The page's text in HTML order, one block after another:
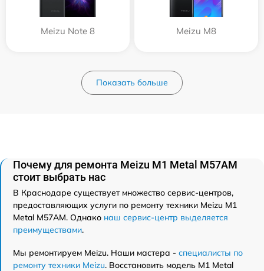
Meizu Note 8 Meizu M8
Показать больше
Почему для ремонта Meizu M1 Metal M57AM
стоит выбрать нас
В Краснодаре существует множество сервис-центров,
предоставляющих услуги по ремонту техники Meizu M1
Metal M57AM. Однако наш сервис-центр выделяется
преимуществами.
Мы ремонтируем Meizu. Наши мастера - специалисты по
ремонту техники Meizu. Восстановить модель M1 Metal